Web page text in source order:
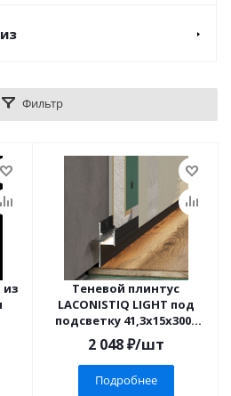
Фильтр
из
Теневой плинтус
LACONISTIQ LIGHT под
подсветку 41,3х15х3000
мм
2 048₽/шт
Подробнее